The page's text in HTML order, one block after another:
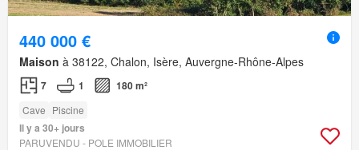
440 000 €
Maison à 38122, Chalon, Isère, Auvergne-Rhône-Alpes
7 1 180 m²
Cave Piscine
Il y a 30+ jours
PARUVENDU - POLE IMMOBILIER